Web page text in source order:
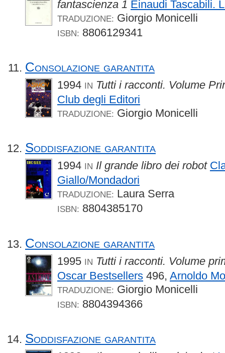
fantascienza 1 Einaudi Tascabili.
TRADUZIONE: Giorgio Monicelli
ISBN: 8806129341
Consolazione garantita
1994 IN Tutti i racconti. Volume
Club degli Editori
TRADUZIONE: Giorgio Monicelli
Soddisfazione garantita
1994 IN Il grande libro dei robot
Giallo/Mondadori
TRADUZIONE: Laura Serra
ISBN: 8804385170
Consolazione garantita
1995 IN Tutti i racconti. Volume
Oscar Bestsellers 496, Arnoldo
TRADUZIONE: Giorgio Monicelli
ISBN: 8804394366
Soddisfazione garantita